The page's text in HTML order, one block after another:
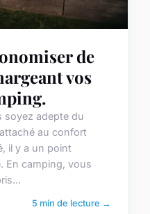
de
vos
soyez adepte du
au confort
il y a un point
En camping, vous
5 min de lecture →